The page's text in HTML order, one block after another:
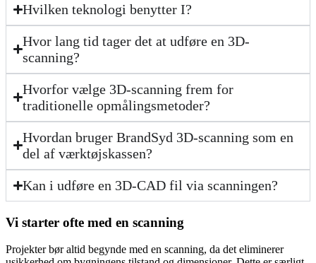
Hvilken teknologi benytter I?
Hvor lang tid tager det at udføre en 3D-
scanning?
Hvorfor vælge 3D-scanning frem for
traditionelle opmålingsmetoder?
Hvordan bruger BrandSyd 3D-scanning som en
del af værktøjskassen?
Kan i udføre en 3D-CAD fil via scanningen?
Vi starter ofte med en scanning
Projekter bør altid begynde med en scanning, da det eliminerer